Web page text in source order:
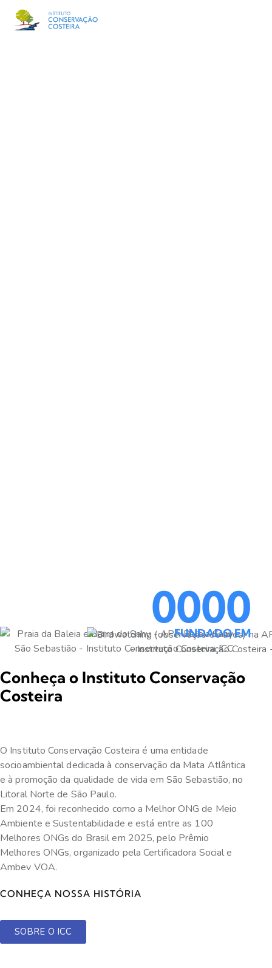
0000
FUNDADO EM
Conheça o Instituto Conservação
Costeira
O Instituto Conservação Costeira é uma entidade
socioambiental dedicada à conservação da Mata Atlântica
e à promoção da qualidade de vida em São Sebastião, no
Litoral Norte de São Paulo.
Em 2024, foi reconhecido como a Melhor ONG de Meio
Ambiente e Sustentabilidade e está entre as 100
Melhores ONGs do Brasil em 2025, pelo Prêmio
Melhores ONGs, organizado pela Certificadora Social e
Ambev VOA.
CONHEÇA NOSSA HISTÓRIA
SOBRE O ICC